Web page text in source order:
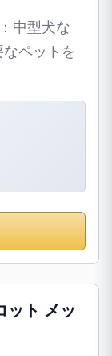
中型犬な
ペットを
ット メッ